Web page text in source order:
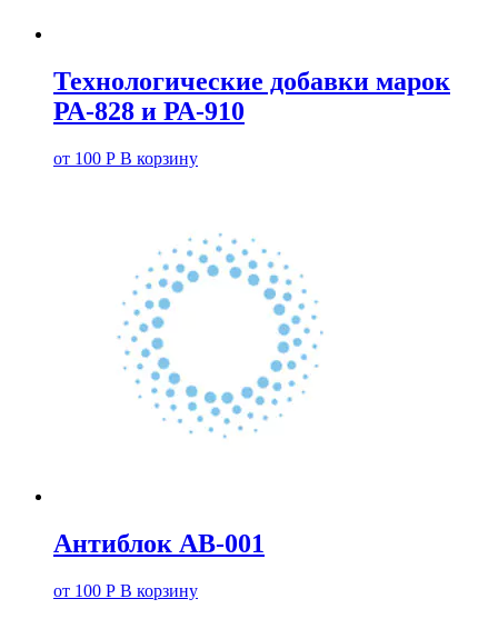
Технологические добавки марок
РА-828 и РА-910
от 100 Р В корзину
Антиблок АВ-001
от 100 Р В корзину